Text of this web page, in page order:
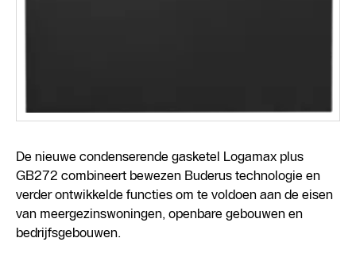
De nieuwe condenserende gasketel Logamax plus
GB272 combineert bewezen Buderus technologie en
verder ontwikkelde functies om te voldoen aan de eisen
van meergezinswoningen, openbare gebouwen en
bedrijfsgebouwen.